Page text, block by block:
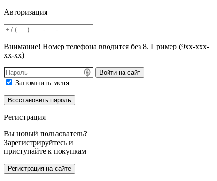
Авторизация
Внимание! Номер телефона вводится без 8. Пример (9хх-ххх-
хх-хх)
Войти на сайт
Запомнить меня
Регистрация
Вы новый пользователь?
Зарегистрируйтесь и
приступайте к покупкам